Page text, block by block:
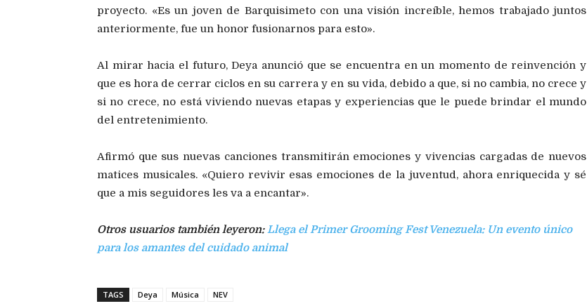
proyecto. «Es un joven de Barquisimeto con una visión increíble, hemos trabajado juntos
anteriormente, fue un honor fusionarnos para esto».
Al mirar hacia el futuro, Deya anunció que se encuentra en un momento de reinvención y
que es hora de cerrar ciclos en su carrera y en su vida, debido a que, si no cambia, no crece y
si no crece, no está viviendo nuevas etapas y experiencias que le puede brindar el mundo
del entretenimiento.
Afirmó que sus nuevas canciones transmitirán emociones y vivencias cargadas de nuevos
matices musicales. «Quiero revivir esas emociones de la juventud, ahora enriquecida y sé
que a mis seguidores les va a encantar».
Otros usuarios también leyeron:Llega el Primer Grooming Fest Venezuela: Un evento único
para los amantes del cuidado animal
TAGS Deya Música NEV